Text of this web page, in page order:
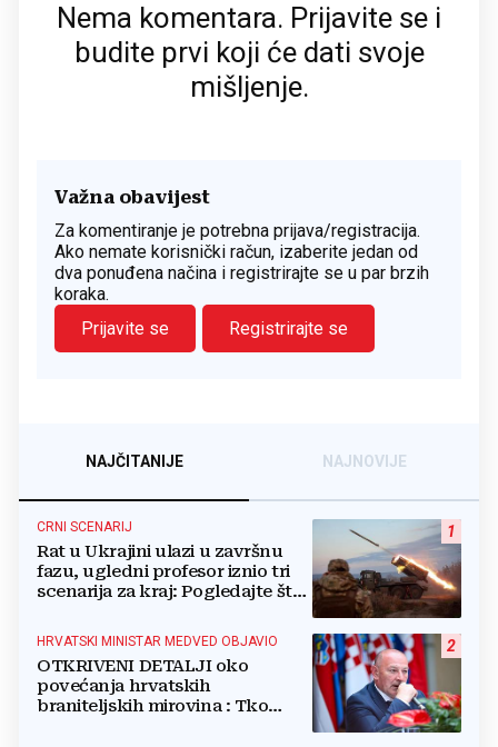
Nema komentara. Prijavite se i
budite prvi koji će dati svoje
mišljenje.
Važna obavijest
Za komentiranje je potrebna prijava/registracija.
Ako nemate korisnički račun, izaberite jedan od
dva ponuđena načina i registrirajte se u par brzih
koraka.
Prijavite se
Registrirajte se
NAJČITANIJE NAJNOVIJE
1
CRNI SCENARIJ
Rat u Ukrajini ulazi u završnu
fazu, ugledni profesor iznio tri
scenarija za kraj: Pogledajte što
2
HRVATSKI MINISTAR MEDVED OBJAVIO
OTKRIVENI DETALJI oko
povećanja hrvatskih
braniteljskih mirovina : Tko